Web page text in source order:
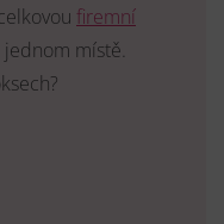
firemní
jednom místě.